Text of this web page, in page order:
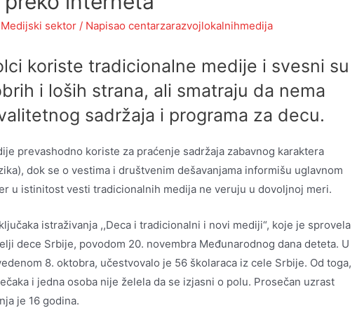
Medijski sektor / Napisao centarzarazvojlokalnihmedija
koriste tradicionalne medije i svesni su
i loših strana, ali smatraju da nema
sadržaja i programa za decu.
prevashodno koriste za praćenje sadržaja zabavnog karaktera
dok se o vestima i društvenim dešavanjama informišu uglavnom
u istinitost vesti tradicionalnih medija ne veruju u dovoljnoj meri.
istraživanja ,,Deca i tradicionalni i novi mediji“, koje je sprovela
dece Srbije, povodom 20. novembra Međunarodnog dana deteta. U
8. oktobra, učestvovalo je 56 školaraca iz cele Srbije. Od toga,
i jedna osoba nije želela da se izjasni o polu. Prosečan uzrast
je 16 godina.